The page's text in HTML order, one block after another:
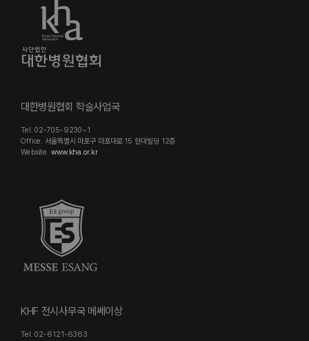
대한병원협회 학술사업국
Tel. 02-705-9230~1
Office. 서울특별시 마포구 마포대로 15 현대빌딩 12층
Website.www.kha.or.kr
KHF 전시사무국 메쎄이상
Tel. 02-6121-6363